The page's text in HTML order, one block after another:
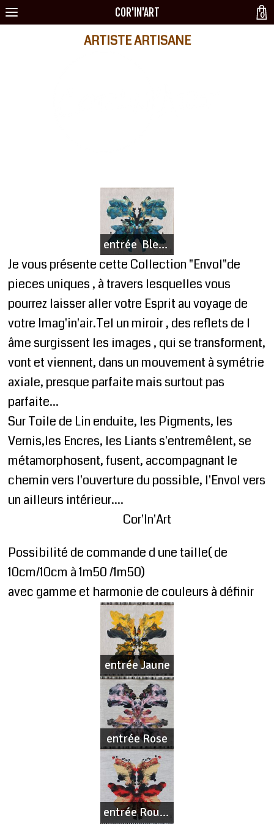
COR'IN'ART
ARTISTE ARTISANE
entrée  Bleue
Je vous présente cette Collection "Envol"de
pieces uniques , à travers lesquelles vous
pourrez laisser aller votre Esprit au voyage de
votre Imag'in'air.Tel un miroir , des reflets de l
âme surgissent les images , qui se transforment,
vont et viennent, dans un mouvement à symétrie
axiale, presque parfaite mais surtout pas
parfaite...
Sur Toile de Lin enduite, les Pigments, les
Vernis,les Encres, les Liants s'entremêlent, se
métamorphosent, fusent, accompagnant le
chemin vers l'ouverture du possible, l'Envol vers
un ailleurs intérieur....
Cor'In'Art
Possibilité de commande d une taille( de
10cm/10cm à 1m50 /1m50)
avec gamme et harmonie de couleurs à définir
entrée Jaune
entrée Rose
entrée Rouge
0